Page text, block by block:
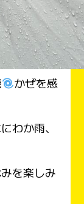
かぜを感
わか雨、
を楽しみ